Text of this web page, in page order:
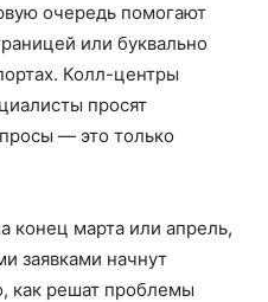
очередь помогают
или буквально
Колл-центры
просят
— это только
конец марта или апрель,
заявками начнут
как решат проблемы